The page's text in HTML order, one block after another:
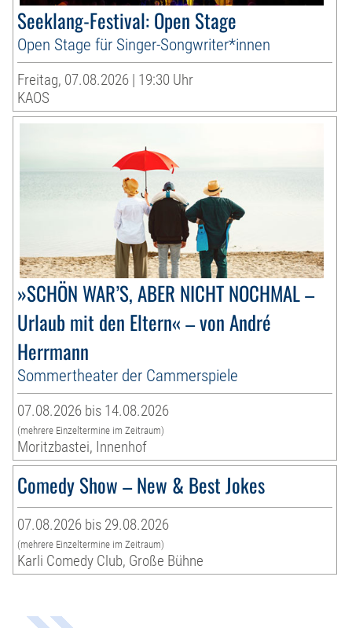
Seeklang-Festival: Open Stage
Open Stage für Singer-Songwriter*innen
Freitag, 07.08.2026 | 19:30 Uhr
KAOS
»SCHÖN WAR’S, ABER NICHT NOCHMAL –
Urlaub mit den Eltern« – von André
Herrmann
Sommertheater der Cammerspiele
07.08.2026 bis 14.08.2026
(mehrere Einzeltermine im Zeitraum)
Moritzbastei, Innenhof
Comedy Show – New & Best Jokes
07.08.2026 bis 29.08.2026
(mehrere Einzeltermine im Zeitraum)
Karli Comedy Club, Große Bühne